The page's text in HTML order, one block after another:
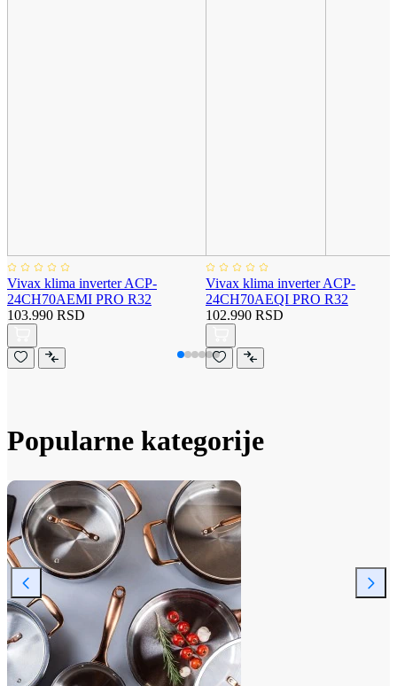
Vivax klima inverter ACP-
24CH70AEMI PRO R32
103.990 RSD
Vivax klima inverter ACP-
24CH70AEQI PRO R32
102.990 RSD
Popularne kategorije